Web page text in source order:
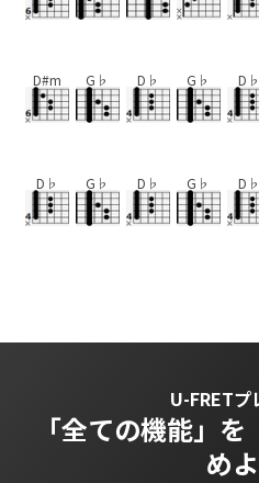
D#m G♭ D♭ G♭ D♭
D♭ G♭ D♭ G♭ D♭
U-FRETプ
「全ての機能」を
め